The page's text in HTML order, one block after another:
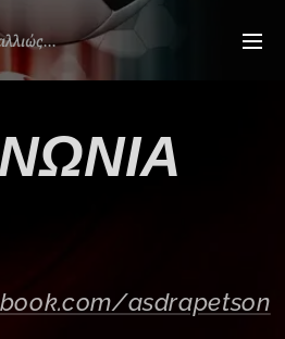
asdrapetson